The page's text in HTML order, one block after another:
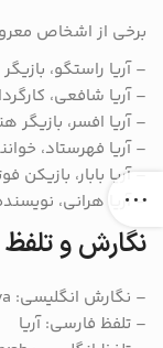
برخی از اشخاص
– آریا راستگو،
– آریا شافعی،
– آریا افسر،
– آریا فهرستاد،
– آریا بابار،
– آریا هرانی،
نگارش و
– نگارش انگلیسی: Arya
– تلفظ فارسی: آریا